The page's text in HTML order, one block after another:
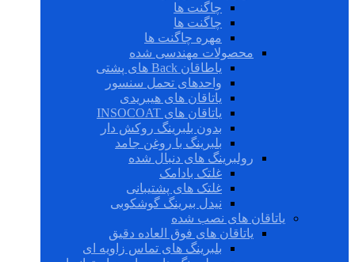
چاگنت ها
چاگنت ها
مهره چاگنت ها
محصولات مهندسی شده
یاطاقان Back های پشتی
واحدهای تحمل سنسور
یاتاقان های هیبریدی
یاتاقان های INSOCOAT
بدون بلبرینگ روکش دار
بلبرینگ با روغن جامد
رولبرینگ های دنبال شده
غلتک بادامک
غلتک های پشتیبانی
نیدل بیرینگ گوشکوبی
یاتاقان های نصب شده
یاتاقان های فوق العاده دقیق
بلبرینگ های تماس زاویه ای